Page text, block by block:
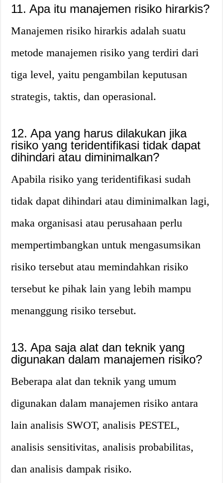
11. Apa itu manajemen risiko hirarkis?
Manajemen risiko hirarkis adalah suatu
metode manajemen risiko yang terdiri dari
tiga level, yaitu pengambilan keputusan
strategis, taktis, dan operasional.
12. Apa yang harus dilakukan jika
risiko yang teridentifikasi tidak dapat
dihindari atau diminimalkan?
Apabila risiko yang teridentifikasi sudah
tidak dapat dihindari atau diminimalkan lagi,
maka organisasi atau perusahaan perlu
mempertimbangkan untuk mengasumsikan
risiko tersebut atau memindahkan risiko
tersebut ke pihak lain yang lebih mampu
menanggung risiko tersebut.
13. Apa saja alat dan teknik yang
digunakan dalam manajemen risiko?
Beberapa alat dan teknik yang umum
digunakan dalam manajemen risiko antara
lain analisis SWOT, analisis PESTEL,
analisis sensitivitas, analisis probabilitas,
dan analisis dampak risiko.